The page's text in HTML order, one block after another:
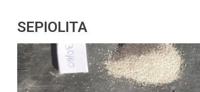
SEPIOLITA